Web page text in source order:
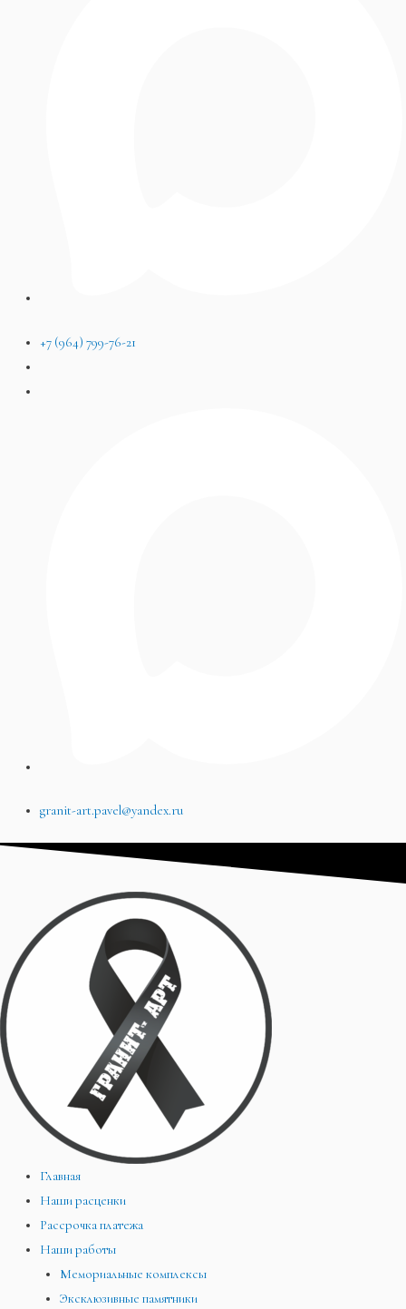
+7 (964) 799-76-21
granit-art.pavel@yandex.ru
Главная
Наши расценки
Рассрочка платежа
Наши работы
Мемориальные комплексы
Эксклюзивные памятники